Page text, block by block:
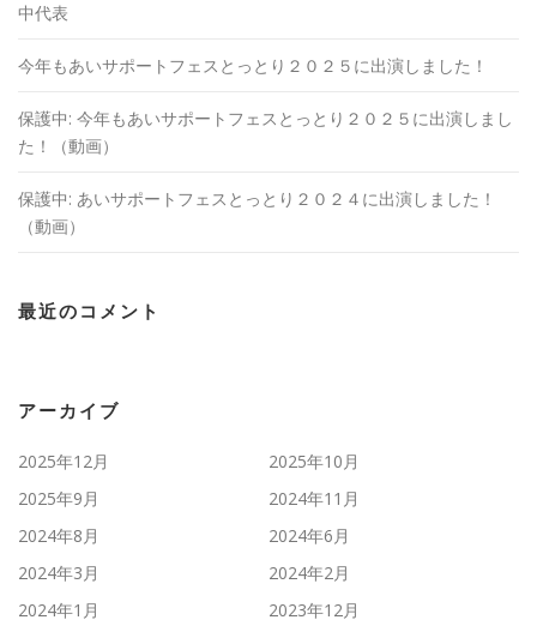
中代表
今年もあいサポートフェスとっとり２０２５に出演しました！
保護中: 今年もあいサポートフェスとっとり２０２５に出演しまし
た！（動画）
保護中: あいサポートフェスとっとり２０２４に出演しました！
（動画）
最近のコメント
アーカイブ
2025年12月
2025年10月
2025年9月
2024年11月
2024年8月
2024年6月
2024年3月
2024年2月
2024年1月
2023年12月